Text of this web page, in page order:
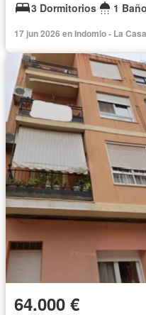
3 Dormitorios
1 Baño
17 jun 2026 en Indomio - La
64.000 €